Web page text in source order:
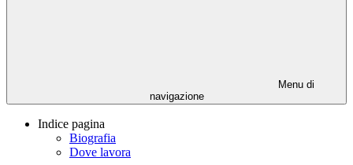
Menu di
navigazione
Indice pagina
Biografia
Dove lavora